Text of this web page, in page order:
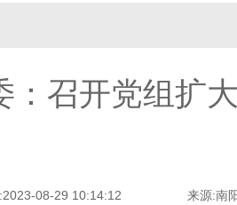
：召开党组扩
08-29 10:14:12 来源:南